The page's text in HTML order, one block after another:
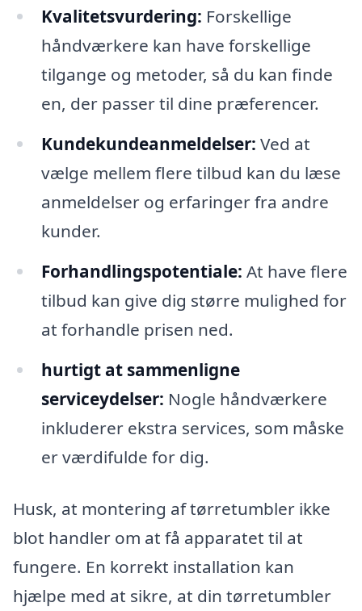
Kvalitetsvurdering: Forskellige
håndværkere kan have forskellige
tilgange og metoder, så du kan finde
en, der passer til dine præferencer.
Kundekundeanmeldelser: Ved at
vælge mellem flere tilbud kan du læse
anmeldelser og erfaringer fra andre
kunder.
Forhandlingspotentiale: At have flere
tilbud kan give dig større mulighed for
at forhandle prisen ned.
hurtigt at sammenligne
serviceydelser: Nogle håndværkere
inkluderer ekstra services, som måske
er værdifulde for dig.
Husk, at montering af tørretumbler ikke
blot handler om at få apparatet til at
fungere. En korrekt installation kan
hjælpe med at sikre, at din tørretumbler